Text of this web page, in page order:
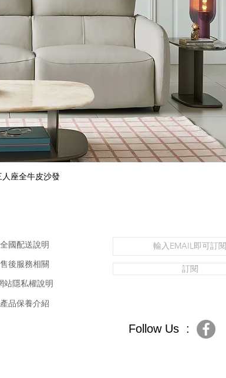
座全牛皮沙發
​全國配送說明
售後服務相關
站隱私權說明
產品保養介紹
訂閱
Follow Us :